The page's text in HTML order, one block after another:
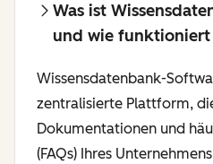
Was ist
und wie funktioniert
Wissensdatenbank-
zentralisierte Plattform,
Dokumentationen und
(FAQs) Ihres